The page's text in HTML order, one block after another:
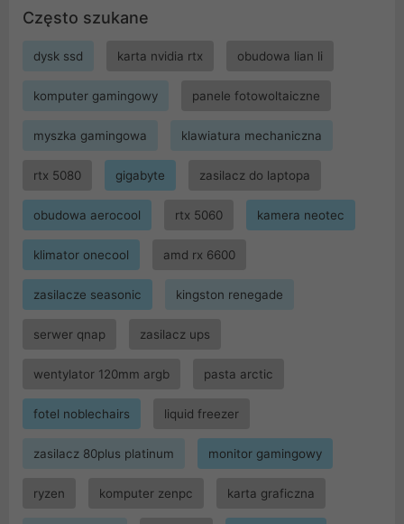
Często szukane
dysk ssd karta nvidia rtx obudowa lian li
komputer gamingowy panele fotowoltaiczne
myszka gamingowa klawiatura mechaniczna
rtx 5080 gigabyte zasilacz do laptopa
obudowa aerocool rtx 5060 kamera neotec
klimator onecool amd rx 6600
zasilacze seasonic kingston renegade
serwer qnap zasilacz ups
wentylator 120mm argb pasta arctic
fotel noblechairs liquid freezer
zasilacz 80plus platinum monitor gamingowy
ryzen komputer zenpc karta graficzna